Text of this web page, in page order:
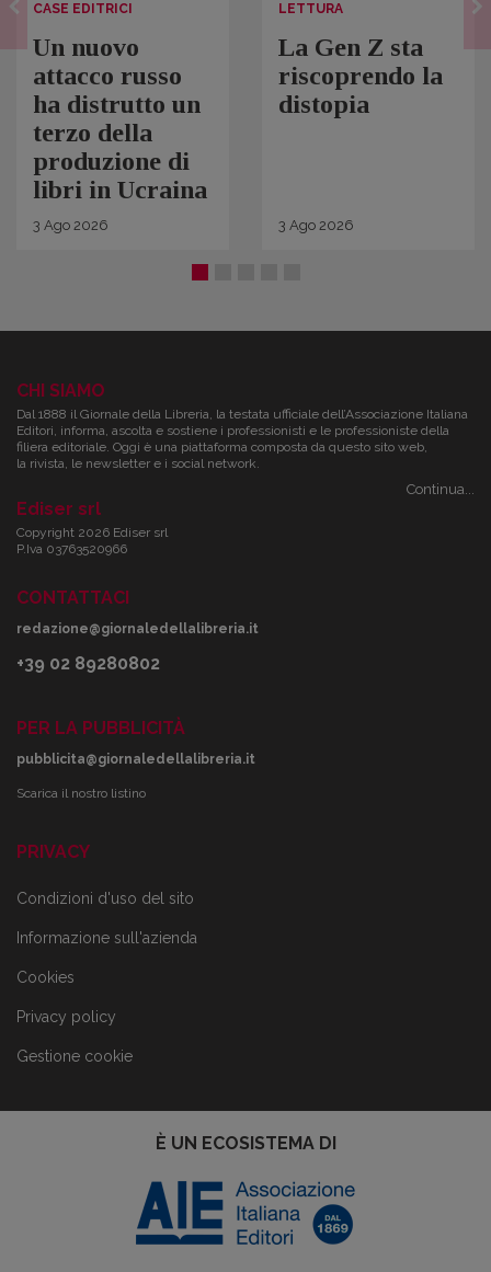
CASE EDITRICI
Un nuovo
attacco russo
ha distrutto un
terzo della
produzione di
libri in Ucraina
3 Ago 2026
LETTURA
La Gen Z sta
riscoprendo la
distopia
3 Ago 2026
CHI SIAMO
Dal 1888 il Giornale della Libreria, la testata ufficiale dell’Associazione Italiana
Editori, informa, ascolta e sostiene i professionisti e le professioniste della
filiera editoriale. Oggi è una piattaforma composta da questo sito web,
la rivista, le newsletter e i social network.
Continua...
Ediser srl
Copyright 2026 Ediser srl
P.Iva 03763520966
CONTATTACI
redazione@giornaledellalibreria.it
+39 02 89280802
PER LA PUBBLICITÀ
pubblicita@giornaledellalibreria.it
Scarica il nostro listino
PRIVACY
Condizioni d'uso del sito
Informazione sull'azienda
Cookies
Privacy policy
Gestione cookie
È UN ECOSISTEMA DI